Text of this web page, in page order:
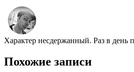
Характер несдержанный. Раз в день
Похожие записи